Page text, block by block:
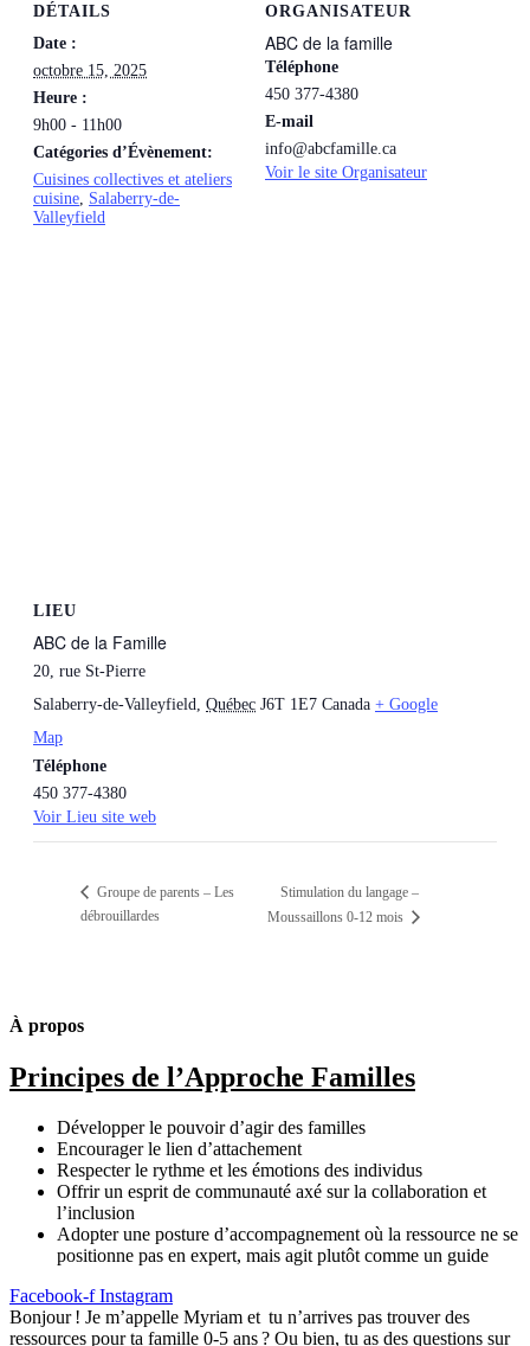
DÉTAILS
Date :
octobre 15, 2025
Heure :
9h00 - 11h00
Catégories d’Évènement:
Cuisines collectives et ateliers
cuisine Salaberry-de-
Valleyfield
ORGANISATEUR
ABC de la famille
Téléphone
450 377-4380
E-mail
info@abcfamille.ca
Voir le site Organisateur
LIEU
ABC de la Famille
20, rue St-Pierre
Salaberry-de-Valleyfield, Québec J6T 1E7 Canada + Google
Map
Téléphone
450 377-4380
Voir Lieu site web
Groupe de parents – Les
débrouillardes
Stimulation du langage –
Moussaillons 0-12 mois
À propos
Principes de l’Approche Familles
Développer le pouvoir d’agir des familles
Encourager le lien d’attachement
Respecter le rythme et les émotions des individus
Offrir un esprit de communauté axé sur la collaboration et
l’inclusion
Adopter une posture d’accompagnement où la ressource ne se
positionne pas en expert, mais agit plutôt comme un guide
Facebook-f Instagram
Bonjour ! Je m’appelle Myriam et tu n’arrives pas trouver des
ressources pour ta famille 0-5 ans ? Ou bien, tu as des questions sur